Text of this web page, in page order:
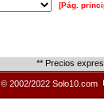
[Pág.
** Precios
© 2002/2022 Solo10.com